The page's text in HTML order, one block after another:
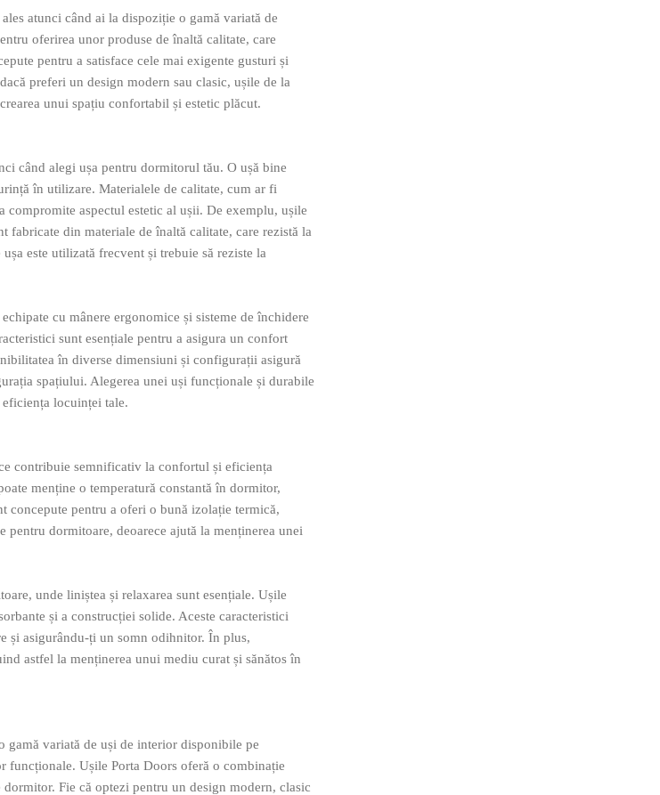
atunci când ai la dispoziție o gamă variată de
oferirea unor produse de înaltă calitate, care
pentru a satisface cele mai exigente gusturi și
preferi un design modern sau clasic, ușile de la
unui spațiu confortabil și estetic plăcut.
când alegi ușa pentru dormitorul tău. O ușă bine
în utilizare. Materialele de calitate, cum ar fi
aspectul estetic al ușii. De exemplu, ușile
fabricate din materiale de înaltă calitate, care rezistă la
este utilizată frecvent și trebuie să reziste la
cu mânere ergonomice și sisteme de închidere
sunt esențiale pentru a asigura un confort
în diverse dimensiuni și configurații asigură
spațiului. Alegerea unei uși funcționale și durabile
locuinței tale.
contribuie semnificativ la confortul și eficiența
menține o temperatură constantă în dormitor,
concepute pentru a oferi o bună izolație termică,
dormitoare, deoarece ajută la menținerea unei
unde liniștea și relaxarea sunt esențiale. Ușile
și a construcției solide. Aceste caracteristici
și asigurându-ți un somn odihnitor. În plus,
astfel la menținerea unui mediu curat și sănătos în
variată de uși de interior disponibile pe
funcționale. Ușile Porta Doors oferă o combinație
Fie că optezi pentru un design modern, clasic